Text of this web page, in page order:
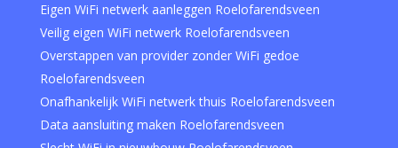
Eigen WiFi netwerk aanleggen Roelofarendsveen
Veilig eigen WiFi netwerk Roelofarendsveen
Overstappen van provider zonder WiFi gedoe
Roelofarendsveen
Onafhankelijk WiFi netwerk thuis Roelofarendsveen
Data aansluiting maken Roelofarendsveen